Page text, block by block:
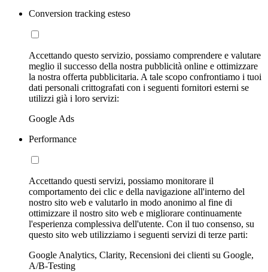
Conversion tracking esteso
Accettando questo servizio, possiamo comprendere e valutare
meglio il successo della nostra pubblicità online e ottimizzare
la nostra offerta pubblicitaria. A tale scopo confrontiamo i tuoi
dati personali crittografati con i seguenti fornitori esterni se
utilizzi già i loro servizi:
Google Ads
Performance
Accettando questi servizi, possiamo monitorare il
comportamento dei clic e della navigazione all'interno del
nostro sito web e valutarlo in modo anonimo al fine di
ottimizzare il nostro sito web e migliorare continuamente
l'esperienza complessiva dell'utente. Con il tuo consenso, su
questo sito web utilizziamo i seguenti servizi di terze parti:
Google Analytics, Clarity, Recensioni dei clienti su Google,
A/B-Testing